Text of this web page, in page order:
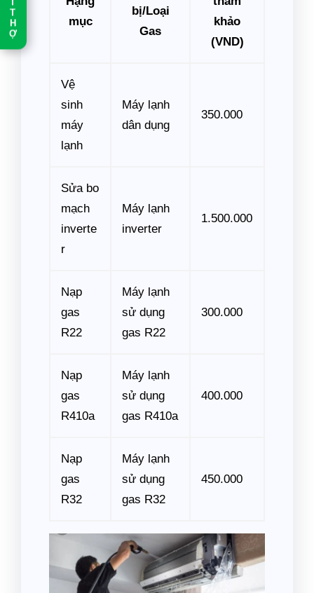
T
H
Ợ
mục
bị/Loại
Gas
khảo
(VND)
Vệ
sinh
máy
lạnh
Máy lạnh
dân dụng
350.000
Sửa bo
mạch
inverte
r
Máy lạnh
inverter
1.500.000
Nạp
gas
R22
Máy lạnh
sử dụng
gas R22
300.000
Nạp
gas
R410a
Máy lạnh
sử dụng
gas R410a
400.000
Nạp
gas
R32
Máy lạnh
sử dụng
gas R32
450.000